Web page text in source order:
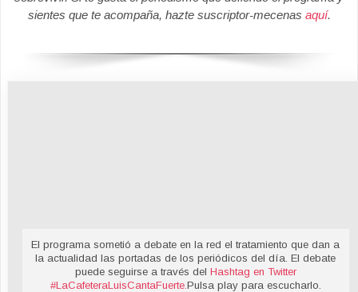
sientes que te acompaña, hazte suscriptor-mecenas aquí.
El programa sometió a debate en la red el tratamiento que dan a
la actualidad las portadas de los periódicos del día. El debate
puede seguirse a través del Hashtag en Twitter
#LaCafeteraLuisCantaFuerte. Pulsa play para escucharlo.